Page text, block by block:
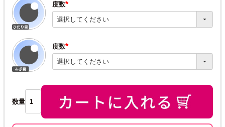
度数
(必
須)
度数
(必
須)
数量